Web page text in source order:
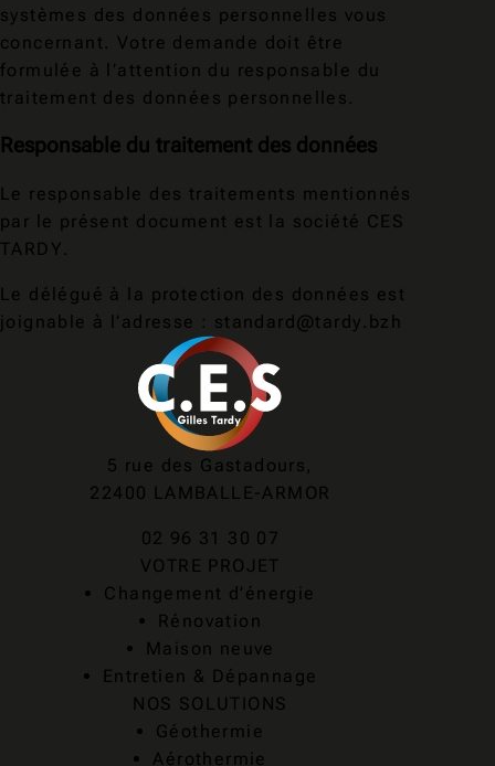
systèmes des données personnelles vous
concernant. Votre demande doit être
formulée à l’attention du responsable du
traitement des données personnelles.
Responsable du traitement des données
Le responsable des traitements mentionnés
par le présent document est la société CES
TARDY.
Le délégué à la protection des données est
joignable à l’adresse : standard@tardy.bzh
5 rue des Gastadours,
22400 LAMBALLE-ARMOR
02 96 31 30 07
VOTRE PROJET
Changement d’énergie
Rénovation
Maison neuve
Entretien & Dépannage
NOS SOLUTIONS
Géothermie
Aérothermie